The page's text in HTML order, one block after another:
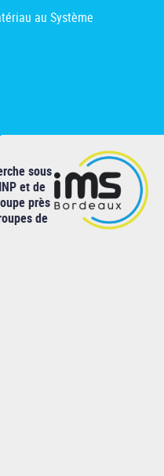
au Système
sous
et de
près
de